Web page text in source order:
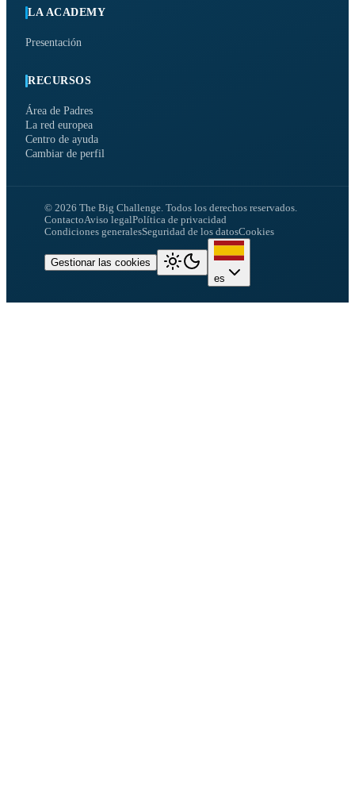
LA ACADEMY
Presentación
RECURSOS
Área de Padres
La red europea
Centro de ayuda
Cambiar de perfil
© 2026 The Big Challenge. Todos los derechos reservados.
ContactoAviso legalPolítica de privacidad
Condiciones generalesSeguridad de los datosCookies
Gestionar las cookies
es